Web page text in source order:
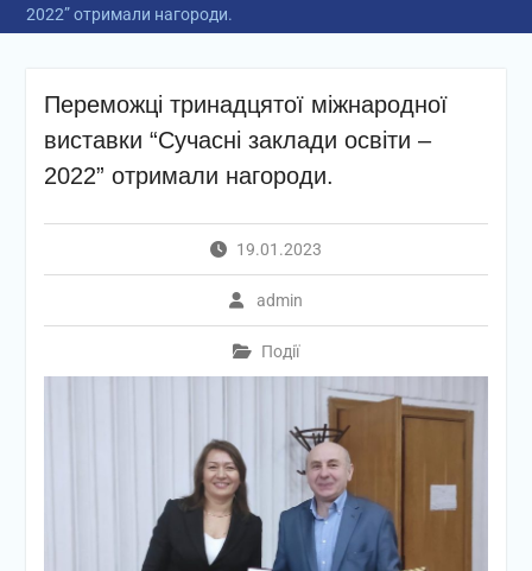
2022” отримали нагороди.
Переможці тринадцятої міжнародної
виставки “Сучасні заклади освіти –
2022” отримали нагороди.
19.01.2023
admin
Події